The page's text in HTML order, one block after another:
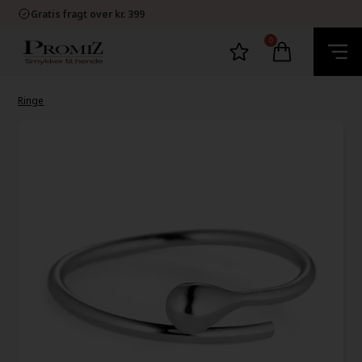
Gratis fragt over kr. 399
60 dage bytte og retur
E-mærket Dansk Webshop
60 dage bytte og retur
0
Ringe